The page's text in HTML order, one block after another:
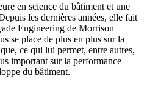
en science du bâtiment et une
les dernières années, elle fait
Engineering de Morrison
se place de plus en plus sur la
ce qui lui permet, entre autres,
important sur la performance
du bâtiment.